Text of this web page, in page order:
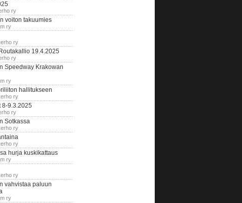
ry
voiton takuumies
ry
ry
19.4.2025
ry
Speedway Krakowan
ry
hallitukseen
ry
8-9.3.2025
ry
Sotkassa
ry
ry
hurja kuskikattaus
ry
ry
vahvistaa paluun
ry